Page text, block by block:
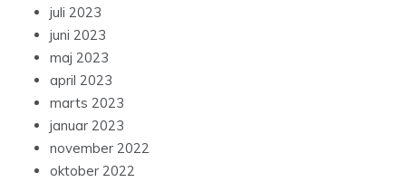
juli 2023
juni 2023
maj 2023
april 2023
marts 2023
januar 2023
november 2022
oktober 2022